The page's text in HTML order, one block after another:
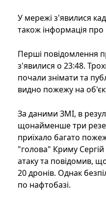
У мережі з'явилися
також інформація про
Перші повідомлення
з'явилися о 23:48.
почали знімати та
видно пожежу на
За даними ЗМІ, в
щонайменше три
приїхало багато
"голова" Криму
атаку та повідомив,
20 дронів. Однак
по нафтобазі.